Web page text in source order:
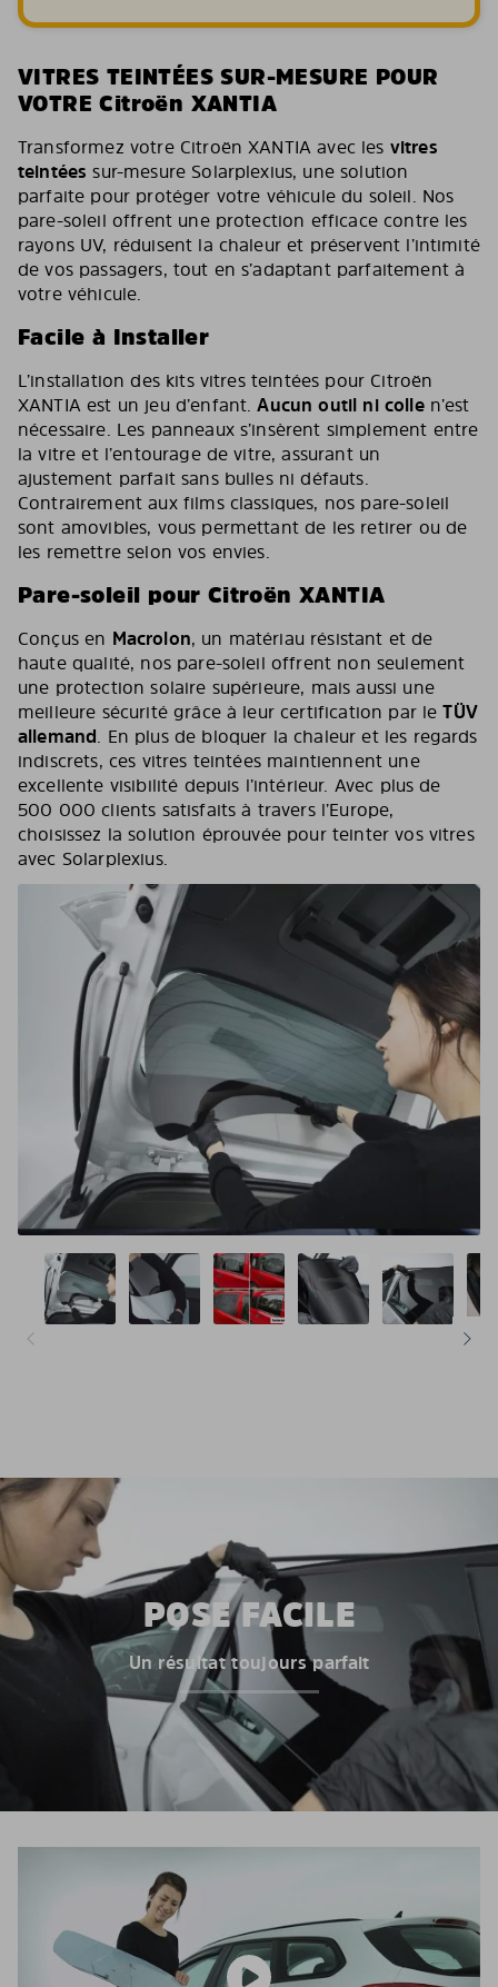
VITRES TEINTÉES SUR-MESURE POUR
VOTRE Citroën XANTIA
Transformez votre Citroën XANTIA avec les vitres
teintées sur-mesure Solarplexius, une solution
parfaite pour protéger votre véhicule du soleil. Nos
pare-soleil offrent une protection efficace contre les
rayons UV, réduisent la chaleur et préservent l’intimité
de vos passagers, tout en s’adaptant parfaitement à
votre véhicule.
Facile à Installer
L’installation des kits vitres teintées pour Citroën
XANTIA est un jeu d’enfant.Aucun outil ni collen’est
nécessaire. Les panneaux s’insèrent simplement entre
la vitre et l’entourage de vitre, assurant un
ajustement parfait sans bulles ni défauts.
Contrairement aux films classiques, nos pare-soleil
sont amovibles, vous permettant de les retirer ou de
les remettre selon vos envies.
Pare-soleil pour Citroën XANTIA
Conçus en Macrolon, un matériau résistant et de
haute qualité, nos pare-soleil offrent non seulement
une protection solaire supérieure, mais aussi une
meilleure sécurité grâce à leur certification par leTÜV
allemand. En plus de bloquer la chaleur et les regards
indiscrets, ces vitres teintées maintiennent une
excellente visibilité depuis l’intérieur. Avec plus de
500 000 clients satisfaits à travers l’Europe,
choisissez la solution éprouvée pour teinter vos vitres
avec Solarplexius.
POSE FACILE
Un résultat toujours parfait